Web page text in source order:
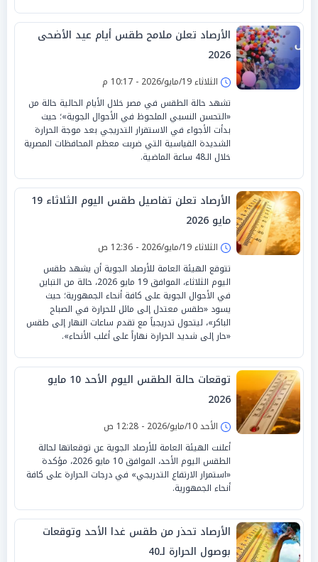
الأرصاد تعلن ملامح طقس أيام عيد الأضحى
2026
الثلاثاء 19/مايو/2026 - 10:17 م
تشهد حالة الطقس في مصر خلال الأيام الحالية حالة من
«التحسن النسبي الملحوظ في الأحوال الجوية»؛ حيث
بدأت الأجواء في الاستقرار التدريجي بعد موجة الحرارة
الشديدة القياسية التي ضربت معظم المحافظات المصرية
خلال الـ48 ساعة الماضية.
الأرصاد تعلن تفاصيل طقس اليوم الثلاثاء 19
مايو 2026
الثلاثاء 19/مايو/2026 - 12:36 ص
تتوقع الهيئة العامة للأرصاد الجوية أن يشهد طقس
اليوم الثلاثاء، الموافق 19 مايو 2026، حالة من التباين
في الأحوال الجوية على كافة أنحاء الجمهورية؛ حيث
يسود «طقس معتدل إلى مائل للحرارة في الصباح
الباكر»، ليتحول تدريجياً مع تقدم ساعات النهار إلى طقس
«حار إلى شديد الحرارة نهاراً على أغلب الأنحاء».
توقعات حالة الطقس اليوم الأحد 10 مايو
2026
الأحد 10/مايو/2026 - 12:28 ص
أعلنت الهيئة العامة للأرصاد الجوية عن توقعاتها لحالة
الطقس اليوم الأحد، الموافق 10 مايو 2026، مؤكدة
«استمرار الارتفاع التدريجي» في درجات الحرارة على كافة
أنحاء الجمهورية.
الأرصاد تحذر من طقس غدا الأحد وتوقعات
بوصول الحرارة لـ40